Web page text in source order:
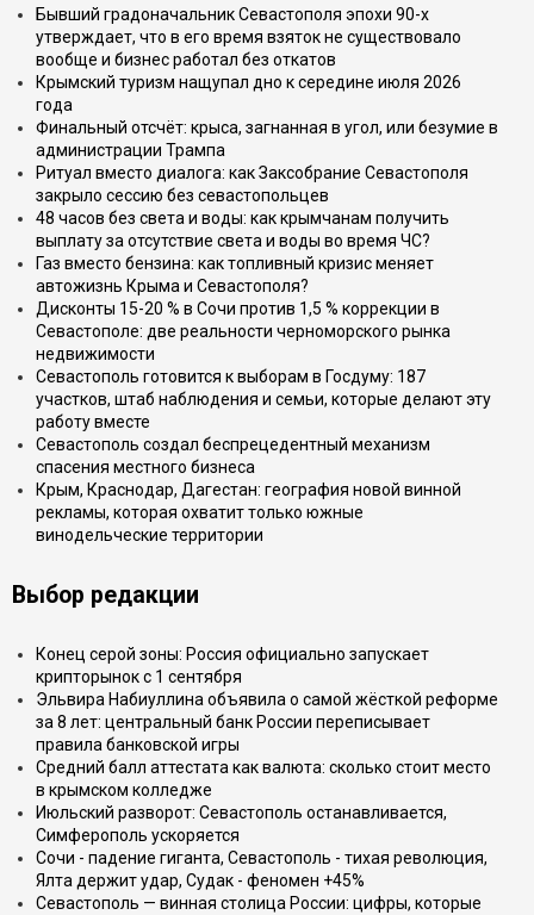
Бывший градоначальник Севастополя эпохи 90-х
утверждает, что в его время взяток не существовало
вообще и бизнес работал без откатов
Крымский туризм нащупал дно к середине июля 2026
года
Финальный отсчёт: крыса, загнанная в угол, или безумие в
администрации Трампа
Ритуал вместо диалога: как Заксобрание Севастополя
закрыло сессию без севастопольцев
48 часов без света и воды: как крымчанам получить
выплату за отсутствие света и воды во время ЧС?
Газ вместо бензина: как топливный кризис меняет
автожизнь Крыма и Севастополя?
Дисконты 15-20 % в Сочи против 1,5 % коррекции в
Севастополе: две реальности черноморского рынка
недвижимости
Севастополь готовится к выборам в Госдуму: 187
участков, штаб наблюдения и семьи, которые делают эту
работу вместе
Севастополь создал беспрецедентный механизм
спасения местного бизнеса
Крым, Краснодар, Дагестан: география новой винной
рекламы, которая охватит только южные
винодельческие территории
Выбор редакции
Конец серой зоны: Россия официально запускает
крипторынок с 1 сентября
Эльвира Набиуллина объявила о самой жёсткой реформе
за 8 лет: центральный банк России переписывает
правила банковской игры
Средний балл аттестата как валюта: сколько стоит место
в крымском колледже
Июльский разворот: Севастополь останавливается,
Симферополь ускоряется
Сочи - падение гиганта, Севастополь - тихая революция,
Ялта держит удар, Судак - феномен +45%
Севастополь — винная столица России: цифры, которые